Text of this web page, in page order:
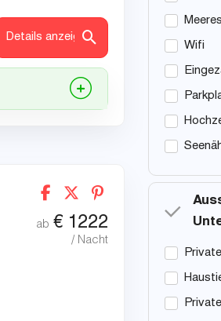
Details anzeigen
ab € 1222
/ Nacht
Wifi